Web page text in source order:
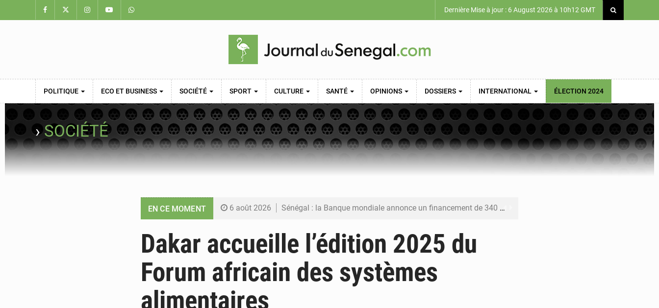
Dernière Mise à jour : 6 August 2026 à 10h12 GMT
POLITIQUE ECO ET BUSINESS SOCIÉTÉ SPORT CULTURE SANTÉ OPINIONS DOSSIERS INTERNATIONAL ÉLECTION 2024
›SOCIÉTÉ
EN CE MOMENT 6 août 2026 Sénégal : la Banque mondiale annonce un financement de 340 milliards FCFA pour soutenir les priorités de la Vision Sénégal 2050
5 août 2026 Sénégal : les subventions à l’énergie bondissent à 729 milliards FCFA pour contenir les prix des carburants et de l’électricité
5 août 2026 Sénégal : le niveau du fleuve Sénégal poursuit sa montée à Podor, les autorités appellent à la vigilance
5 août 2026
Dakar accueille l’édition 2025 du
Forum africain des systèmes
alimentaires